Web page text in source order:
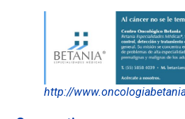
http://